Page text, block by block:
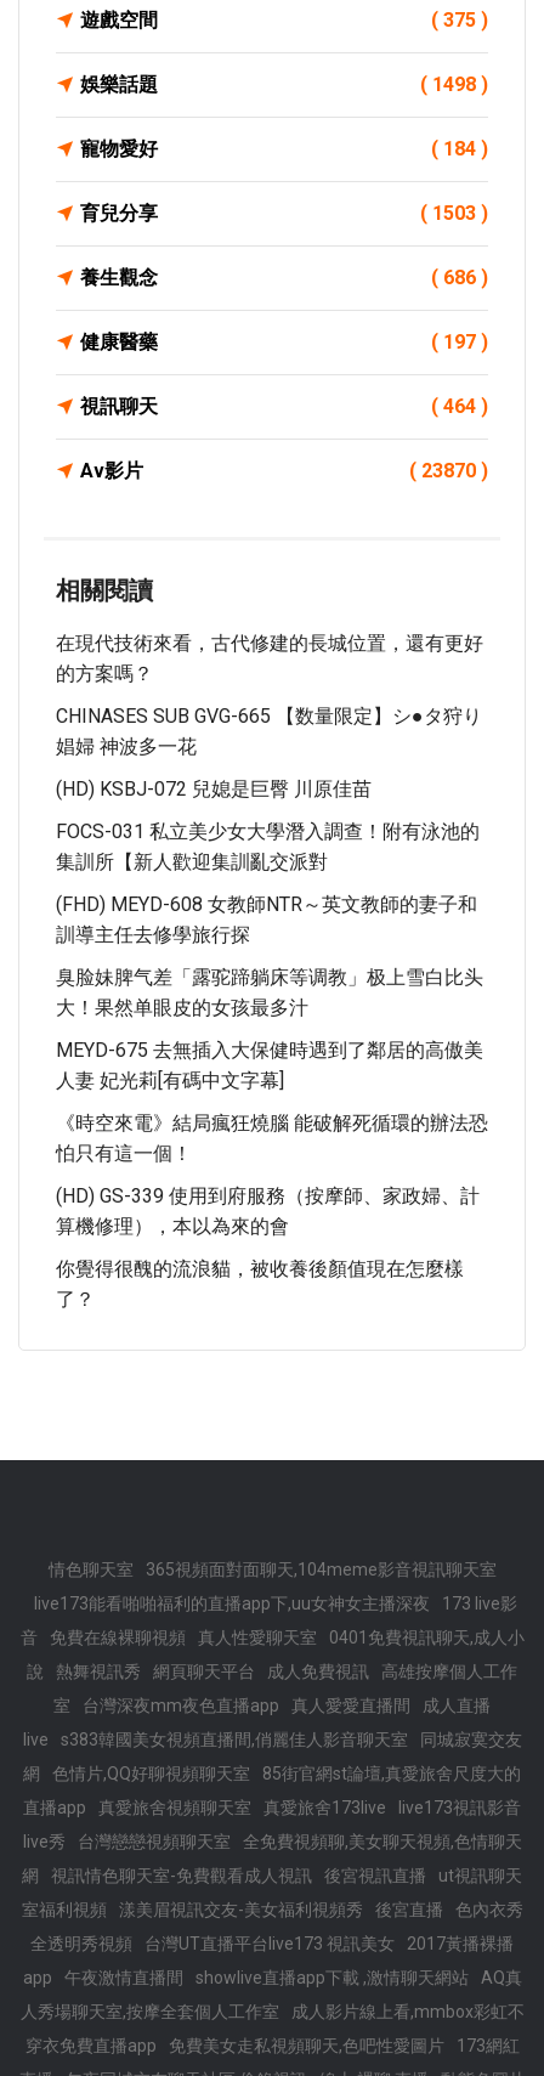
遊戲空間 ( 375 )
娛樂話題 ( 1498 )
寵物愛好 ( 184 )
育兒分享 ( 1503 )
養生觀念 ( 686 )
健康醫藥 ( 197 )
視訊聊天 ( 464 )
Av影片 ( 23870 )
相關閱讀
在現代技術來看，古代修建的長城位置，還有更好
的方案嗎？
CHINASES SUB GVG-665 【数量限定】シ●タ狩り
娼婦 神波多一花
(HD) KSBJ-072 兒媳是巨臀 川原佳苗
FOCS-031 私立美少女大學潛入調查！附有泳池的
集訓所【新人歡迎集訓亂交派對
(FHD) MEYD-608 女教師NTR～英文教師的妻子和
訓導主任去修學旅行探
臭脸妹脾气差「露驼蹄躺床等调教」极上雪白比头
大！果然单眼皮的女孩最多汁
MEYD-675 去無插入大保健時遇到了鄰居的高傲美
人妻 妃光莉[有碼中文字幕]
《時空來電》結局瘋狂燒腦 能破解死循環的辦法恐
怕只有這一個！
(HD) GS-339 使用到府服務（按摩師、家政婦、計
算機修理），本以為來的會
你覺得很醜的流浪貓，被收養後顏值現在怎麼樣
了？
情色聊天室
365視頻面對面聊天,104meme影音視訊聊天室
live173能看啪啪福利的直播app下,uu女神女主播深夜
173 live影
音
免費在線裸聊視頻 真人性愛聊天室
0401免費視訊聊天,成人小
說
熱舞視訊秀 網頁聊天平台 成人免費視訊
高雄按摩個人工作
室
台灣深夜mm夜色直播app 真人愛愛直播間
成人直播
live
s383韓國美女視頻直播間,俏麗佳人影音聊天室
同城寂寞交友
網
色情片,QQ好聊視頻聊天室
85街官網st論壇,真愛旅舍尺度大的
直播app
真愛旅舍視頻聊天室 真愛旅舍173live
live173視訊影音
live秀
台灣戀戀視頻聊天室
全免費視頻聊,美女聊天視頻,色情聊天
網
視訊情色聊天室-免費觀看成人視訊 後宮視訊直播
ut視訊聊天
室福利視頻
漾美眉視訊交友-美女福利視頻秀 後宮直播
色內衣秀
全透明秀視頻
台灣UT直播平台live173 視訊美女
2017黃播裸播
app
午夜激情直播間 showlive直播app下載 ,激情聊天網站
AQ真
人秀場聊天室,按摩全套個人工作室
成人影片線上看,mmbox彩虹不
穿衣免費直播app
免費美女走私視頻聊天,色吧性愛圖片
173網紅